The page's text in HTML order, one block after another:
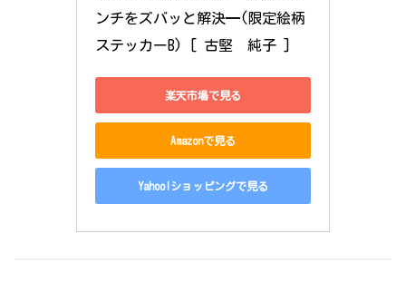
ンチをズバッと解決━(限定絵柄
ステッカーB) [ 古堅　純子 ]
楽天市場で見る
Amazonで見る
Yahoo!ショッピングで見る